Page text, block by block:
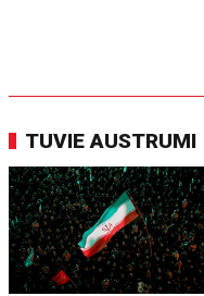
TUVIE AUSTRUMI